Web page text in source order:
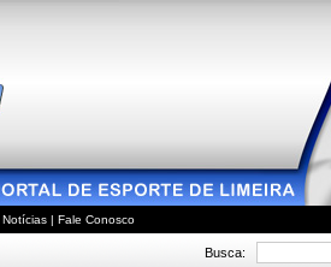
Notícias | Fale Conosco
Busca: